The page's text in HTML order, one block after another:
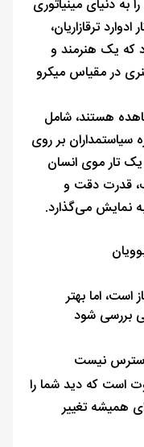
به دنیای مینیاتوری
ترقازاریان،
که یک هنرمند و
در مقیاس میکرو
هستند، شامل
سیاستمداران بر روی
تار موی انسان
قدرت دقت و
نمایش می‌گذارد.
است، اما بهتر
بررسی شود
نیست
است که دید شما را
همیشه تغییر